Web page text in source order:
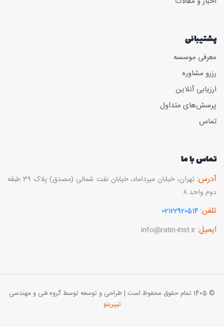
پشتیبانی
معرفی موسسه
رزرو مشاوره
ارزیابی آنلاین
پرسش‌های متداول
تماس
تماس با ما
آدرس:
تهران، خیابان میرداماد، خیابان نفت شمالی (مصدق) پلاک ۳۹ طبقه
دوم واحد ۸
تلفن:02122920514
ایمیل:
© 1405 تمام حقوق محفوظ است | طراحی و توسعه توسط گروه فنی و مهندسی
تیپرینو